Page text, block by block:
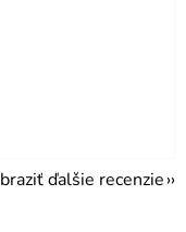
ďalšie recenzie